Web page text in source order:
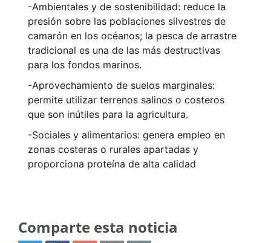
-Ambientales y de sostenibilidad: reduce la
presión sobre las poblaciones silvestres de
camarón en los océanos; la pesca de arrastre
tradicional es una de las más destructivas
para los fondos marinos.
-Aprovechamiento de suelos marginales:
permite utilizar terrenos salinos o costeros
que son inútiles para la agricultura.
-Sociales y alimentarios: genera empleo en
zonas costeras o rurales apartadas y
proporciona proteína de alta calidad
Comparte esta noticia